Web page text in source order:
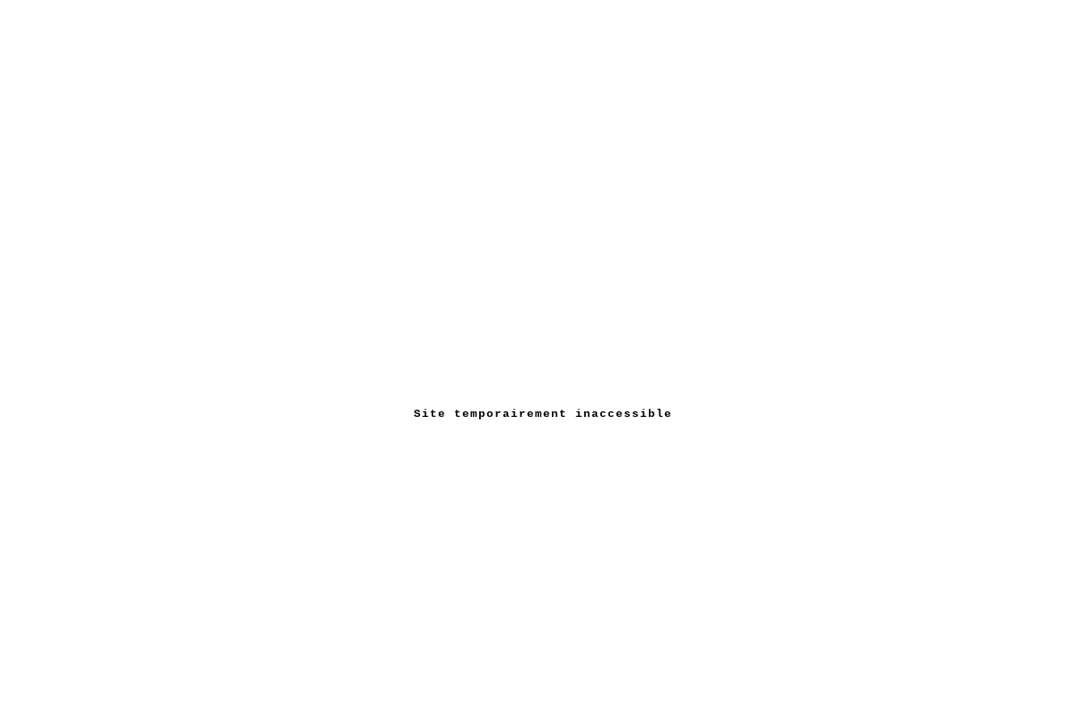
Site temporairement inaccessible